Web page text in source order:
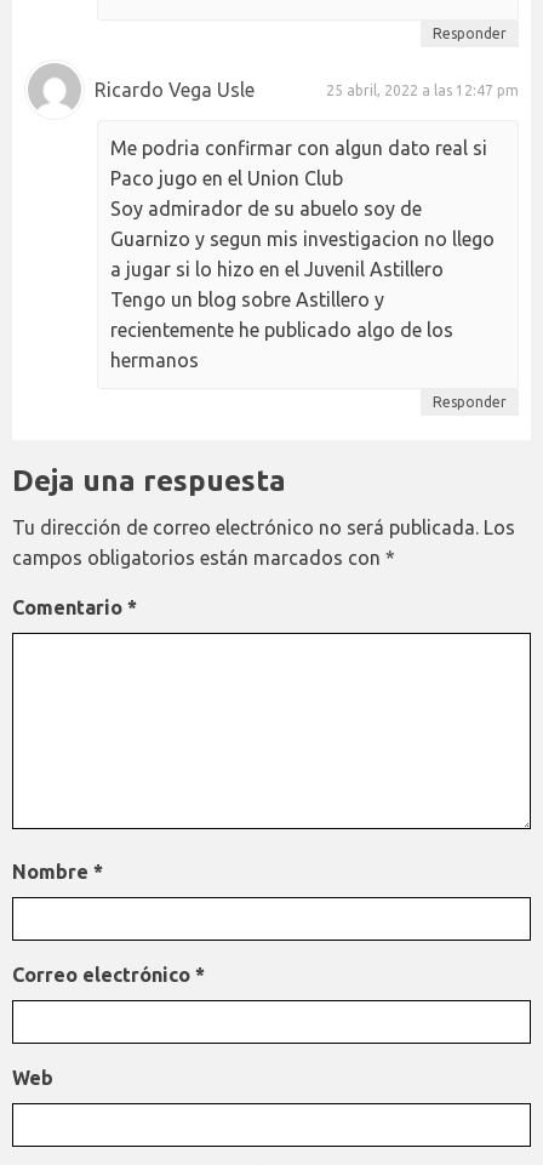
Responder
Ricardo Vega Usle 25 abril, 2022 a las 12:47 pm
Me podria confirmar con algun dato real si
Paco jugo en el Union Club
Soy admirador de su abuelo soy de
Guarnizo y segun mis investigacion no llego
a jugar si lo hizo en el Juvenil Astillero
Tengo un blog sobre Astillero y
recientemente he publicado algo de los
hermanos
Responder
Deja una respuesta
Tu dirección de correo electrónico no será publicada. Los
campos obligatorios están marcados con *
Comentario *
Nombre *
Correo electrónico *
Web